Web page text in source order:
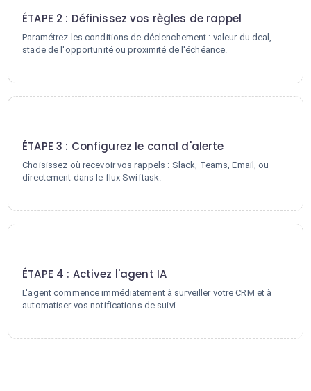
ÉTAPE 2 : Définissez vos règles de rappel
Paramétrez les conditions de déclenchement : valeur du deal,
stade de l'opportunité ou proximité de l'échéance.
ÉTAPE 3 : Configurez le canal d'alerte
Choisissez où recevoir vos rappels : Slack, Teams, Email, ou
directement dans le flux Swiftask.
ÉTAPE 4 : Activez l'agent IA
L'agent commence immédiatement à surveiller votre CRM et à
automatiser vos notifications de suivi.